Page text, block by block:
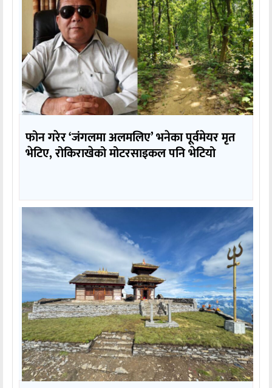
फोन गरेर ‘जंगलमा अलमलिए’ भनेका पूर्वमेयर मृत
भेटिए, रोकिराखेको मोटरसाइकल पनि भेटियो